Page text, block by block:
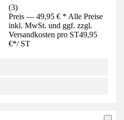
(3)
Preis — 49,95 € * Alle Preise
inkl. MwSt. und ggf. zzgl.
Versandkosten pro ST49,95
€*/ ST